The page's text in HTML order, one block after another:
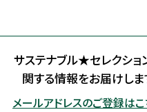
サステナブル★セレクショ
関する情報をお届けしま
メールアドレスのご登録はこ